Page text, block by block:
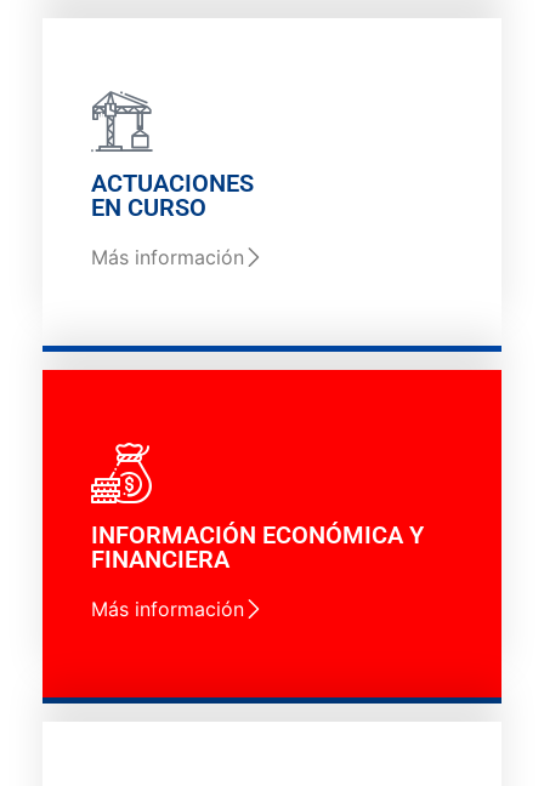
ACTUACIONES
EN CURSO
Más información
INFORMACIÓN ECONÓMICA Y
FINANCIERA
Más información